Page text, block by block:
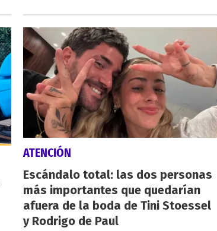
ATENCIÓN
Escándalo total: las dos personas
más importantes que quedarían
afuera de la boda de Tini Stoessel
y Rodrigo de Paul